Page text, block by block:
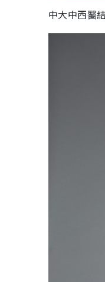
中大中西醫